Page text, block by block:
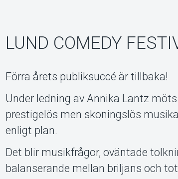
LUND COMEDY
Förra årets publiksuccé är tillbaka!
Under ledning av Annika Lantz
prestigelös men skoningslös
enligt plan.
Det blir musikfrågor, oväntade
balanserande mellan briljans och